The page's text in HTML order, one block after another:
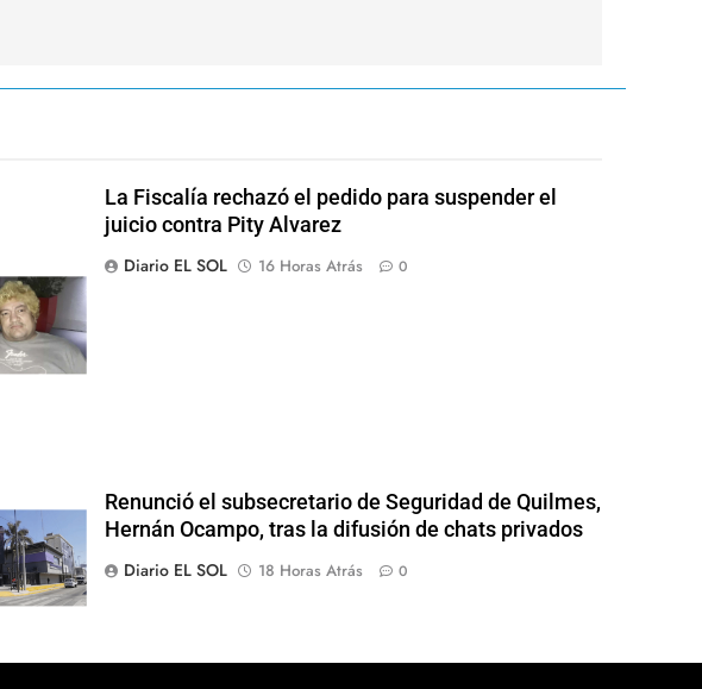
La Fiscalía rechazó el pedido para suspender el
juicio contra Pity Alvarez
Diario EL SOL
16 Horas Atrás 0
Renunció el subsecretario de Seguridad de Quilmes,
Hernán Ocampo, tras la difusión de chats privados
Diario EL SOL
18 Horas Atrás 0